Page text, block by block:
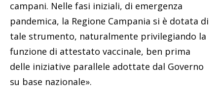
campani. Nelle fasi iniziali, di emergenza
pandemica, la Regione Campania si è dotata di
tale strumento, naturalmente privilegiando la
funzione di attestato vaccinale, ben prima
delle iniziative parallele adottate dal Governo
su base nazionale».